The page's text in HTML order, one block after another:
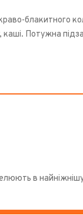
блакитного
Потужна
в